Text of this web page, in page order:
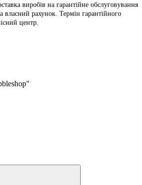
виробів на гарантійне обслуговування
власний рахунок. Термін гарантійного
центр.